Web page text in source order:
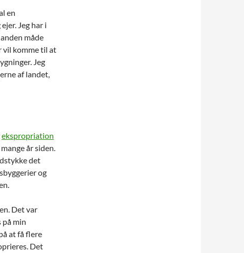
en
Jeg har i
måde
vil komme til at
Jeg
af landet,
ekspropriation
år siden.
det
og
Det var
på min
at få flere
Det